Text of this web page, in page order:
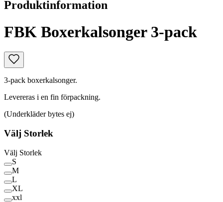
Produktinformation
FBK Boxerkalsonger 3-pack
3-pack boxerkalsonger.
Levereras i en fin förpackning.
(Underkläder bytes ej)
Välj Storlek
Välj Storlek
S
M
L
XL
xxl